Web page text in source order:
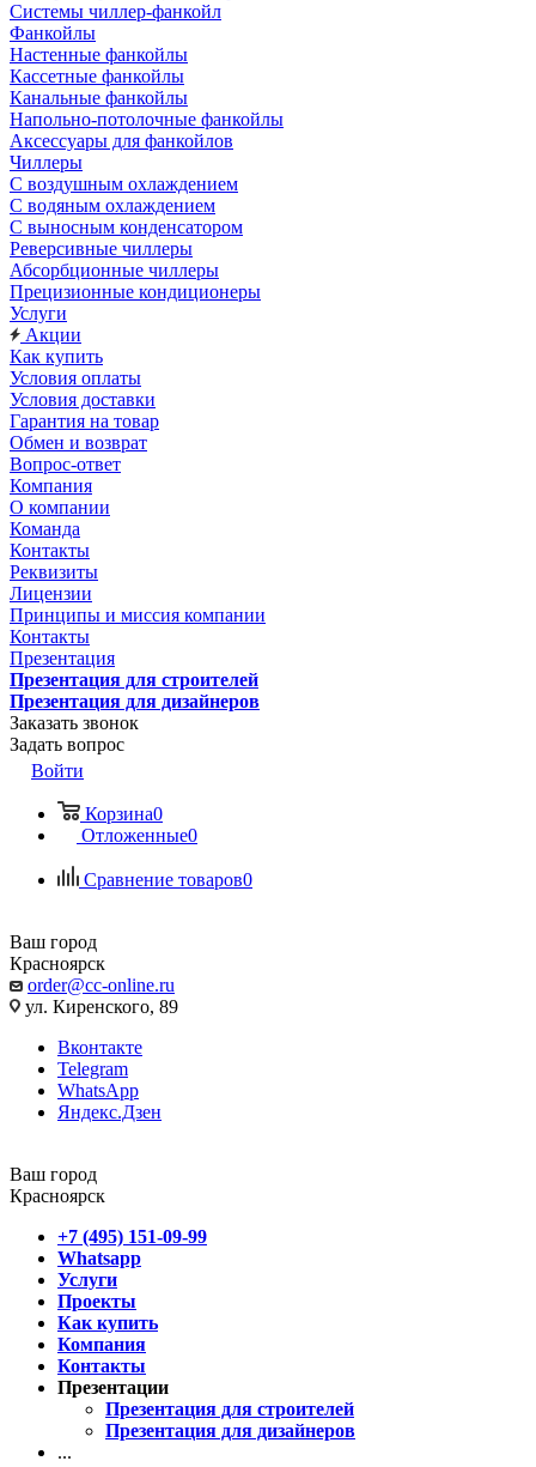
Системы чиллер-фанкойл
Фанкойлы
Настенные фанкойлы
Кассетные фанкойлы
Канальные фанкойлы
Напольно-потолочные фанкойлы
Аксессуары для фанкойлов
Чиллеры
С воздушным охлаждением
С водяным охлаждением
С выносным конденсатором
Реверсивные чиллеры
Абсорбционные чиллеры
Прецизионные кондиционеры
Услуги
Акции
Как купить
Условия оплаты
Условия доставки
Гарантия на товар
Обмен и возврат
Вопрос-ответ
Компания
О компании
Команда
Контакты
Реквизиты
Лицензии
Принципы и миссия компании
Контакты
Презентация
Презентация для строителей
Презентация для дизайнеров
Заказать звонок
Задать вопрос
Войти
Корзина0
Отложенные0
Сравнение товаров0
Ваш город
Красноярск
order@cc-online.ru
ул. Киренского, 89
Вконтакте
Telegram
WhatsApp
Яндекс.Дзен
Ваш город
Красноярск
+7 (495) 151-09-99
Whatsapp
Услуги
Проекты
Как купить
Компания
Контакты
Презентации
Презентация для строителей
Презентация для дизайнеров
...